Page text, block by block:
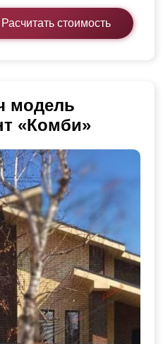
Расчитать стоимость
модель
«Комби»